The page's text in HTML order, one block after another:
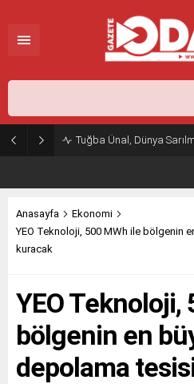
Anasayfa
Ekonomi
YEO Teknoloji, 500 MWh ile bölgenin
kuracak
YEO Teknoloji,
bölgenin en
depolama